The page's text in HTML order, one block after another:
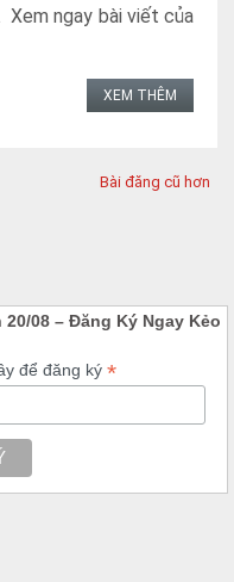
Xem ngay bài viết của
XEM THÊM
Bài đăng cũ hơn
20/08 – Đăng Ký Ngay Kẻo
để đăng ký *